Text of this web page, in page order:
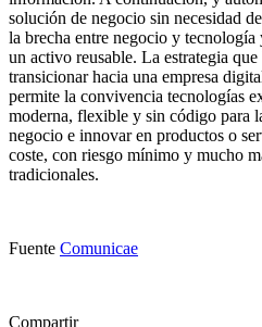
solución de negocio sin necesidad
la brecha entre negocio y
un activo reusable. La estrategia
transicionar hacia una empresa
permite la convivencia tecnologías
moderna, flexible y sin código para
negocio e innovar en productos o
coste, con riesgo mínimo y mucho
tradicionales.
Fuente Comunicae
Compartir